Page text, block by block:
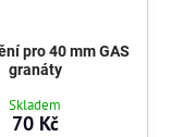
GBB - Sada těsnění/o-
Set těsnění hlava
Hlava pístu AK a SVD
pro 40 mm GAS
granáty
Skladem
70 Kč